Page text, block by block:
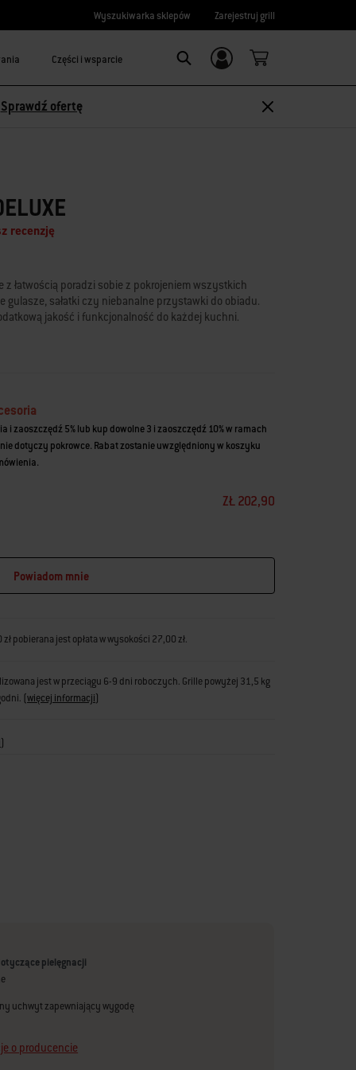
Wyszukiwarka sklepów Zarejestruj grill
Części i wsparcie
Logowanie/
rejestracja
Sprawdź ofertę
recenzję
łatwością poradzi sobie z pokrojeniem wszystkich
gulasze, sałatki czy niebanalne przystawki do obiadu.
jakość i funkcjonalność do każdej kuchni.
i zaoszczędź 5% lub kup dowolne 3 i zaoszczędź 10% w ramach
dotyczy pokrowce. Rabat zostanie uwzględniony w koszyku
ZŁ 202,90
Powiadom mnie
pobierana jest opłata w wysokości 27,00 zł.
jest w przeciągu 6-9 dni roboczych. Grille powyżej 31,5 kg
(więcej informacji)
)
pielęgnacji
uchwyt zapewniający wygodę
o producencie